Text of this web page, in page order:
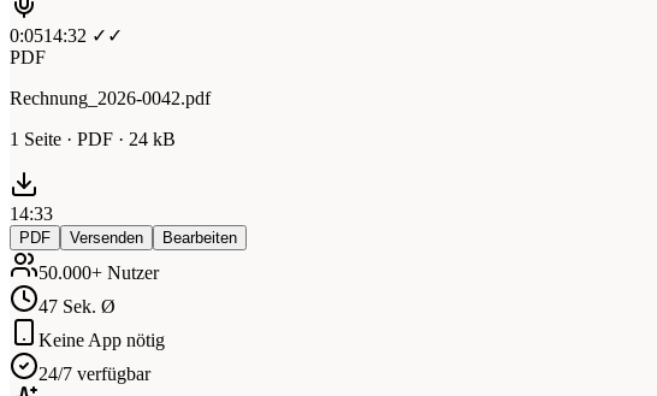
0:0514:32 ✓✓
PDF
Rechnung_2026-0042.pdf
1 Seite · PDF · 24 kB
14:33
PDF Versenden Bearbeiten
50.000+ Nutzer
47 Sek. Ø
Keine App nötig
24/7 verfügbar